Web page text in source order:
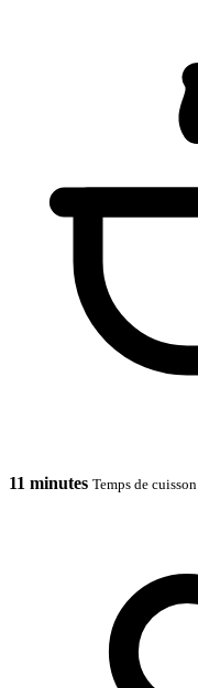
11 minutes Temps de cuisson